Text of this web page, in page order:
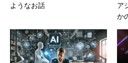
事例/パートナー
●連絡先 メール：
ようなお話
ア
か